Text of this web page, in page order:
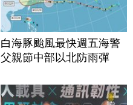
白海豚颱風最快週五海警
父親節中部以北防雨彈